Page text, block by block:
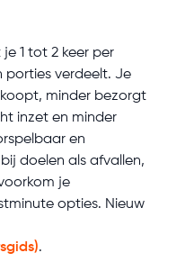
1 tot 2 keer per
porties verdeelt. Je
minder bezorgt
inzet en minder
en
doelen als afvallen,
je
opties. Nieuw
.